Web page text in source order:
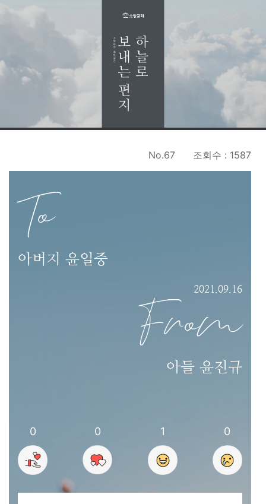
No.67 조회수 : 1587
To
아버지 윤일중
2021.09.16
From
아들 윤진규
0 0 1 0